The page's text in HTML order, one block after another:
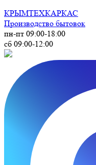
КРЫМТЕХКАРКАС
Производство бытовок
пн-пт 09:00-18:00
сб 09:00-12:00